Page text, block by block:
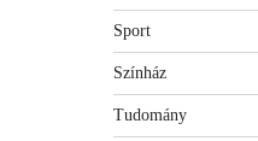
Sport
Színház
Tudomány